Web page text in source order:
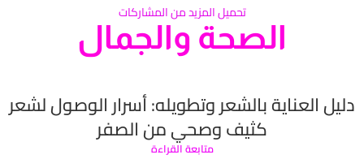
تحميل المزيد من المشاركات
الصحة والجمال
دليل العناية بالشعر وتطويله: أسرار الوصول لشعر
كثيف وصحي من الصفر
متابعة القراءة